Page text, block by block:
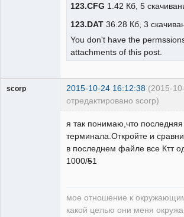
123.CFG 1.42 Кб, 5
123.DAT 36.28 Кб, 3
You don't have the
attachments of this post.
scorp 2015-10-24 16:12:38 (2015-
отредактировано scorp)
я так понимаю,что последняя
терминала.Откройте и
в последнем файле все Ктт
1000/51
мое отношение к окружающим
какой целью они меня